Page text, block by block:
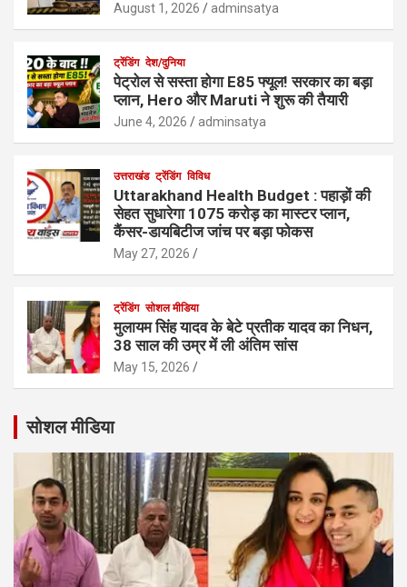
August 1, 2026 adminsatya
ट्रेंडिंग देश/दुनिया
पेट्रोल से सस्ता होगा E85 फ्यूल! सरकार का बड़ा
प्लान, Hero और Maruti ने शुरू की तैयारी
June 4, 2026 adminsatya
उत्तराखंड ट्रेंडिंग विविध
Uttarakhand Health Budget : पहाड़ों की
सेहत सुधारेगा 1075 करोड़ का मास्टर प्लान,
कैंसर-डायबिटीज जांच पर बड़ा फोकस
May 27, 2026
ट्रेंडिंग सोशल मीडिया
मुलायम सिंह यादव के बेटे प्रतीक यादव का निधन,
38 साल की उम्र में ली अंतिम सांस
May 15, 2026
सोशल मीडिया